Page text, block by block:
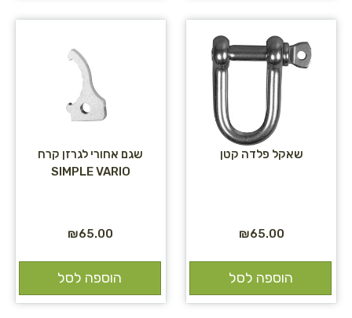
שאקל פלדה קטן
₪65.00
הוספה לסל
שגם אחורי לגרזן קרח
SIMPLE VARIO
₪65.00
הוספה לסל